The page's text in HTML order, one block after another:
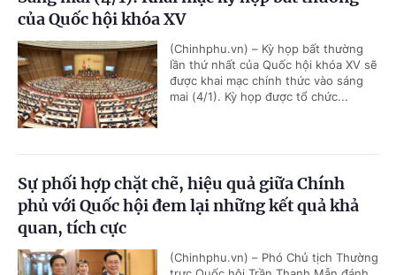
của Quốc hội khóa XV
(Chinhphu.vn) – Kỳ họp bất thường
lần thứ nhất của Quốc hội khóa XV sẽ
được khai mạc chính thức vào sáng
mai (4/1). Kỳ họp được tổ chức...
Sự phối hợp chặt chẽ, hiệu quả giữa Chính
phủ với Quốc hội đem lại những kết quả khả
quan, tích cực
(Chinhphu.vn) – Phó Chủ tịch Thường